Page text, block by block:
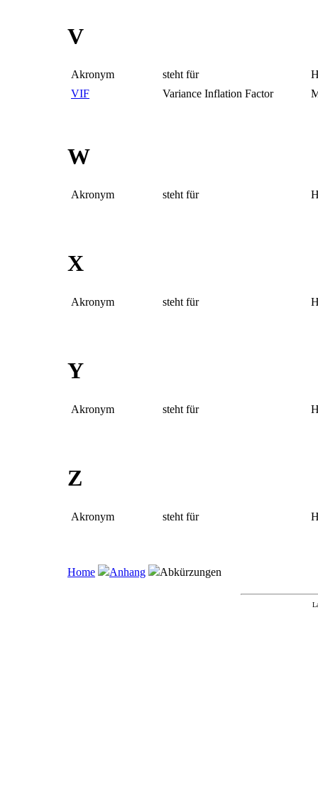
V
Akronym steht für
VIF
Variance Inflation Factor
W
Akronym steht für
X
Akronym steht für
Y
Akronym steht für
Z
Akronym steht für
Home Anhang Abkürzungen